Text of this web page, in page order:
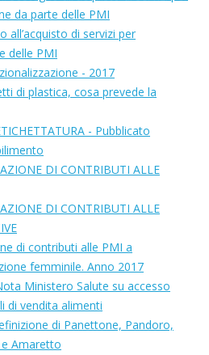
da parte delle PMI
all’acquisto di servizi per
delle PMI
- 2017
di plastica, cosa prevede la
- Pubblicato
DI CONTRIBUTI ALLE
DI CONTRIBUTI ALLE
di contributi alle PMI a
femminile. Anno 2017
Ministero Salute su accesso
di vendita alimenti
di Panettone, Pandoro,
Amaretto